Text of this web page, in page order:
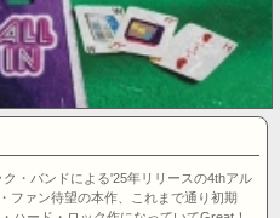
・バンドによる'25年リリースの4thアル
ファン待望の本作、これまで通り初期